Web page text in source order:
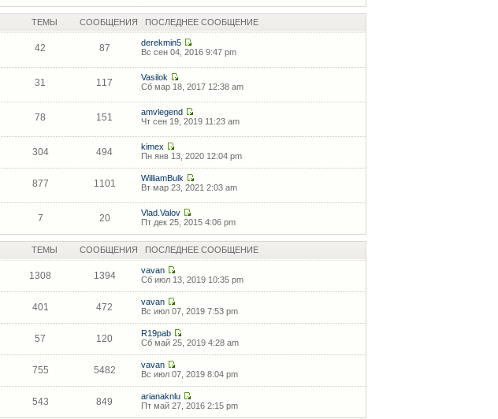
ТЕМЫ СООБЩЕНИЯ ПОСЛЕДНЕЕ СООБЩЕНИЕ
42 87
derekmin5
Вс сен 04, 2016 9:47 pm
31 117
Vasilok
Сб мар 18, 2017 12:38 am
78 151
amvlegend
Чт сен 19, 2019 11:23 am
304 494
kimex
Пн янв 13, 2020 12:04 pm
877 1101
WilliamBulk
Вт мар 23, 2021 2:03 am
7 20
Vlad.Valov
Пт дек 25, 2015 4:06 pm
ТЕМЫ СООБЩЕНИЯ ПОСЛЕДНЕЕ СООБЩЕНИЕ
1308 1394
vavan
Сб июл 13, 2019 10:35 pm
401 472
vavan
Вс июл 07, 2019 7:53 pm
57 120
R19pab
Сб май 25, 2019 4:28 am
755 5482
vavan
Вс июл 07, 2019 8:04 pm
543 849
arianaknlu
Пт май 27, 2016 2:15 pm